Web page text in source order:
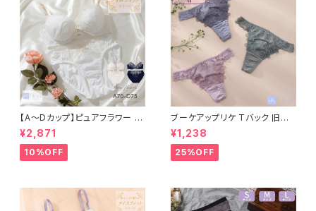
【A〜Dカップ】ピュアフラワー ブ
ラ＆ショーツ
¥2,871
10%OFF
ブーケアップリケ Tバック 旧シ
リーズ
¥1,238
25%OFF